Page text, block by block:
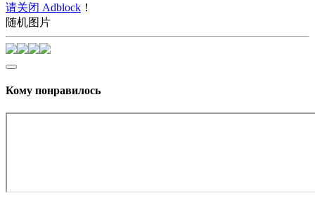
请关闭 Adblock ！
随机图片
Кому понравилось